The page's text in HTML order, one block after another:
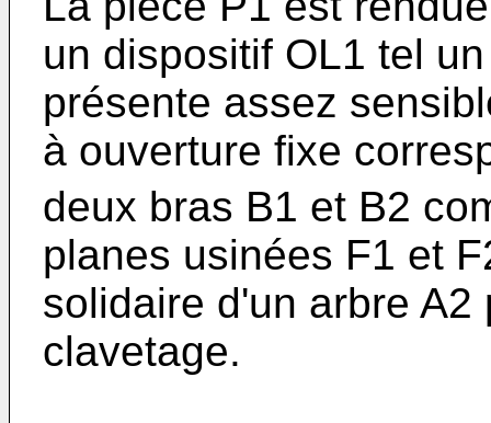
un dispositif OL1 tel
présente assez
à ouverture fixe
deux bras B1 et B2
planes usinées F1 et
solidaire d'un arbre
clavetage.